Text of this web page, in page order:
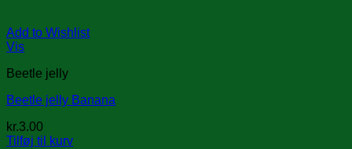
Add to Wishlist
Vis
Beetle jelly
Beetle jelly Banana
kr.3.00
Tilføj til kurv